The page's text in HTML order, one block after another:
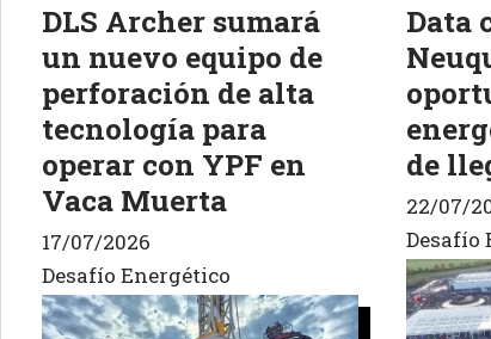
DLS Archer sumará
un nuevo equipo de
perforación de alta
tecnología para
operar con YPF en
Vaca Muerta
Desafío Energético
17/07/2026
Data
de
Desafío
22/07/